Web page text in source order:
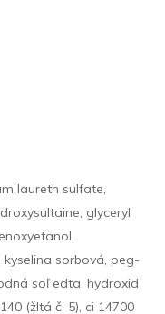
laureth sulfate,
glyceryl
sorbová, peg-
soľ edta, hydroxid
(žltá č. 5), ci 14700